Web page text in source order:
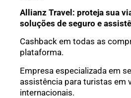
Allianz Travel: proteja sua
soluções de seguro e
Cashback em todas as
plataforma.
Empresa especializada em
assistência para turistas em
internacionais.